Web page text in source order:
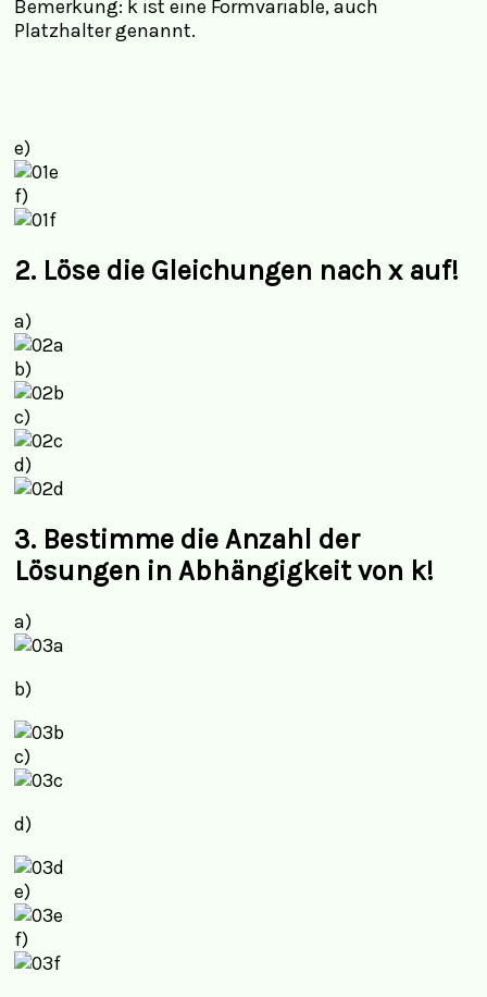
Bemerkung: k ist eine Formvariable, auch
Platzhalter genannt.
e)
f)
2. Löse die Gleichungen nach x auf!
a)
b)
c)
d)
3. Bestimme die Anzahl der
Lösungen in Abhängigkeit von k!
a)
b)
c)
d)
e)
f)